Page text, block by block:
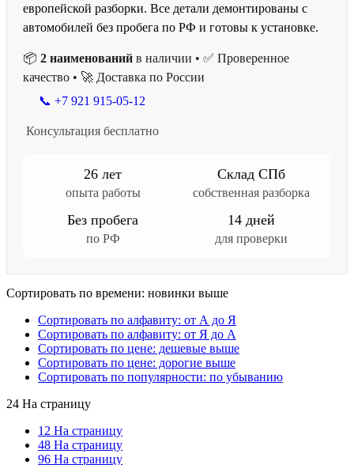
европейской разборки. Все детали демонтированы с
автомобилей без пробега по РФ и готовы к установке.
📦 2 наименований в наличии • ✅ Проверенное
качество • 🚀 Доставка по России
📞 +7 921 915-05-12
Консультация бесплатно
26 лет
опыта работы
Склад СПб
собственная разборка
Без пробега
по РФ
14 дней
для проверки
Сортировать по времени: новинки выше
Сортировать по алфавиту: от А до Я
Сортировать по алфавиту: от Я до А
Сортировать по цене: дешевые выше
Сортировать по цене: дорогие выше
Сортировать по популярности: по убыванию
24 На страницу
12 На страницу
48 На страницу
96 На страницу